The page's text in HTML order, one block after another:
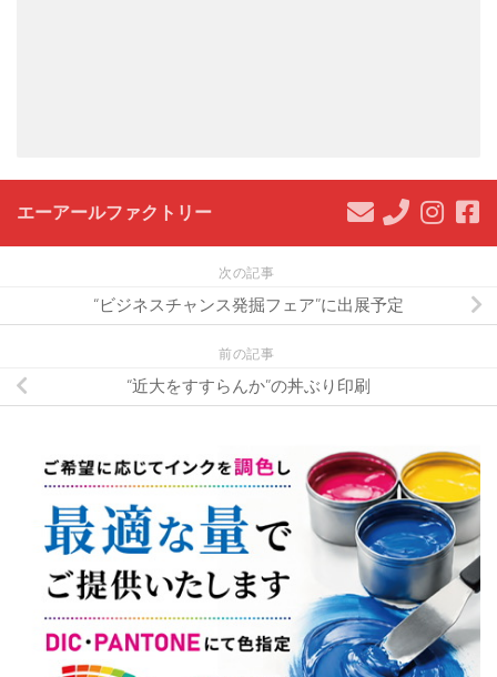
エーアールファクトリー
次の記事
“ビジネスチャンス発掘フェア”に出展予定
前の記事
“近大をすすらんか”の丼ぶり印刷